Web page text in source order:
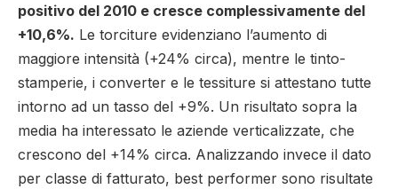
positivo del 2010 e cresce complessivamente del
+10,6%. Le torciture evidenziano l’aumento di
maggiore intensità (+24% circa), mentre le tinto-
stamperie, i converter e le tessiture si attestano tutte
intorno ad un tasso del +9%. Un risultato sopra la
media ha interessato le aziende verticalizzate, che
crescono del +14% circa. Analizzando invece il dato
per classe di fatturato, best performer sono risultate